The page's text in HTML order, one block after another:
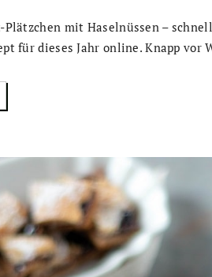
Plätzchen mit Haselnüssen –
für dieses Jahr online. Knapp vor